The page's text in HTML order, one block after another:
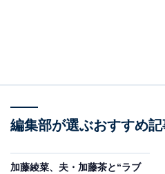
編集部が選ぶおすすめ記
加藤綾菜、夫・加藤茶と“ラブ